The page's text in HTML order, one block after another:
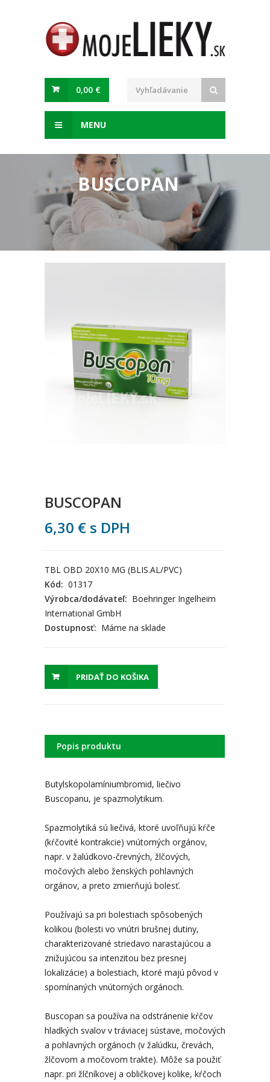
0,00 €
MENU
BUSCOPAN
BUSCOPAN
6,30 € s DPH
TBL OBD 20X10 MG (BLIS.AL/PVC)
Kód: 01317
Výrobca/dodávateľ: Boehringer Ingelheim
International GmbH
Dostupnosť: Máme na sklade
PRIDAŤ DO KOŠIKA
Popis produktu
Butylskopolamíniumbromid, liečivo
Buscopanu, je spazmolytikum.
Spazmolytiká sú liečivá, ktoré uvoľňujú kŕče
(kŕčovité kontrakcie) vnútorných orgánov,
napr. v žalúdkovo-črevných, žlčových,
močových alebo ženských pohlavných
orgánov, a preto zmierňujú bolesť.
Používajú sa pri bolestiach spôsobených
kolikou (bolesti vo vnútri brušnej dutiny,
charakterizované striedavo narastajúcou a
znižujúcou sa intenzitou bez presnej
lokalizácie) a bolestiach, ktoré majú pôvod v
spomínaných vnútorných orgánoch.
Buscopan sa používa na odstránenie kŕčov
hladkých svalov v tráviacej sústave, močových
a pohlavných orgánoch (v žalúdku, črevách,
žlčovom a močovom trakte). Môže sa použiť
napr. pri žlčníkovej a obličkovej kolike, kŕčoch